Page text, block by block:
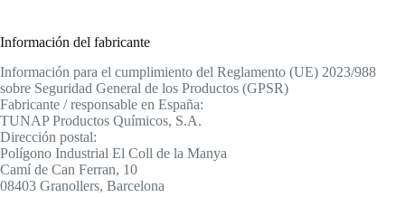
Información del fabricante
Información para el cumplimiento del Reglamento (UE) 2023/988
sobre Seguridad General de los Productos (GPSR)
Fabricante / responsable en España:
TUNAP Productos Químicos, S.A.
Dirección postal:
Polígono Industrial El Coll de la Manya
Camí de Can Ferran, 10
08403 Granollers, Barcelona